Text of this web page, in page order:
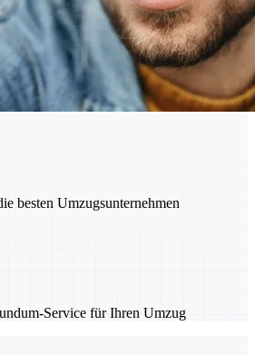
besten Umzugsunternehmen
Service für Ihren Umzug